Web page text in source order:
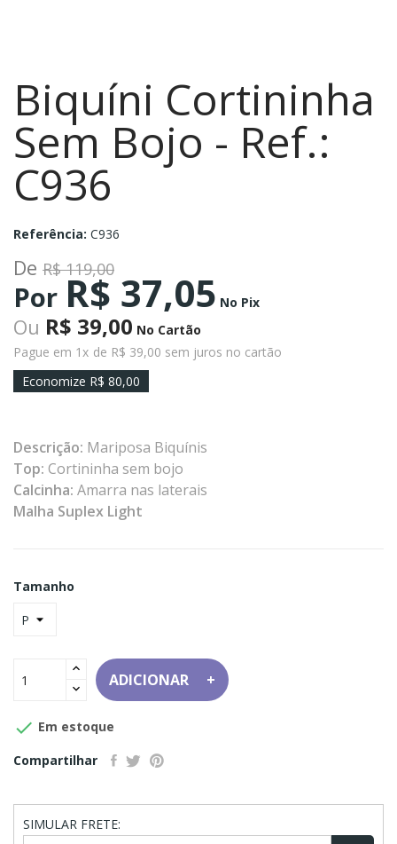
Biquíni Cortininha
Sem Bojo - Ref.:
C936
Referência: C936
De R$ 119,00
Por R$ 37,05 No Pix
Ou R$ 39,00 No Cartão
Pague em 1x de R$ 39,00 sem juros no cartão
Economize R$ 80,00
Descrição: Mariposa Biquínis
Top: Cortininha sem bojo
Calcinha: Amarra nas laterais
Malha Suplex Light
Tamanho
ADICIONAR
 Em estoque
Compartilhar
SIMULAR FRETE: